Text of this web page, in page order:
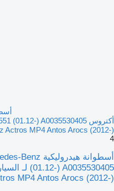
Actros MP4 Antos Arocs (2012-)
4
MP4 Antos Arocs (2012-)